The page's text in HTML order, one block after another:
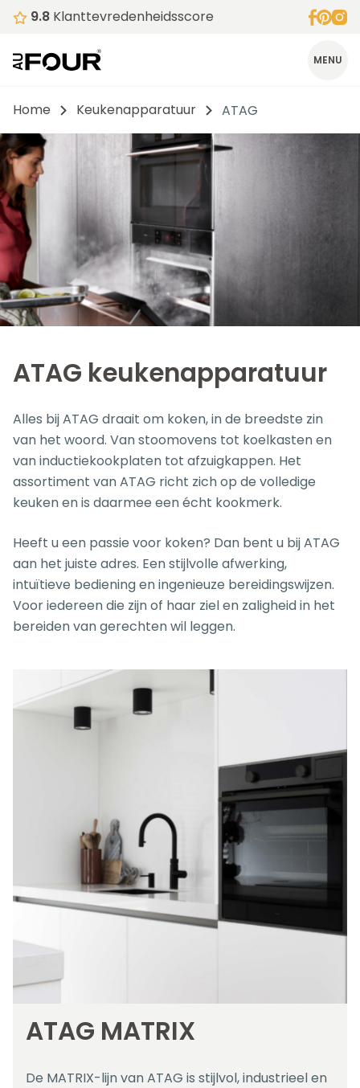
9.8 Klanttevredenheidsscore
MENU
Home Keukenapparatuur ATAG
ATAG keukenapparatuur
Alles bij ATAG draait om koken, in de breedste zin
van het woord. Van stoomovens tot koelkasten en
van inductiekookplaten tot afzuigkappen. Het
assortiment van ATAG richt zich op de volledige
keuken en is daarmee een écht kookmerk.
Heeft u een passie voor koken? Dan bent u bij ATAG
aan het juiste adres. Een stijlvolle afwerking,
intuïtieve bediening en ingenieuze bereidingswijzen.
Voor iedereen die zijn of haar ziel en zaligheid in het
bereiden van gerechten wil leggen.
ATAG MATRIX
De MATRIX-lijn van ATAG is stijlvol, industrieel en